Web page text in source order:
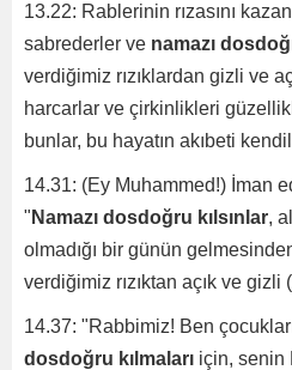
13.22: Rablerinin rızasını
sabrederler ve namazı
verdiğimiz rızıklardan gizli ve
harcarlar ve çirkinlikleri
bunlar, bu hayatın akıbeti
14.31: (Ey Muhammed!) İman
" Namazı dosdoğru kılsınlar,
olmadığı bir günün
verdiğimiz rızıktan açık ve
14.37: "Rabbimiz! Ben
dosdoğru kılmaları için, senin